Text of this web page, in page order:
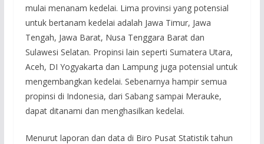
mulai menanam kedelai. Lima provinsi yang potensial
untuk bertanam kedelai adalah Jawa Timur, Jawa
Tengah, Jawa Barat, Nusa Tenggara Barat dan
Sulawesi Selatan. Propinsi lain seperti Sumatera Utara,
Aceh, DI Yogyakarta dan Lampung juga potensial untuk
mengembangkan kedelai. Sebenarnya hampir semua
propinsi di Indonesia, dari Sabang sampai Merauke,
dapat ditanami dan menghasilkan kedelai.
Menurut laporan dan data di Biro Pusat Statistik tahun